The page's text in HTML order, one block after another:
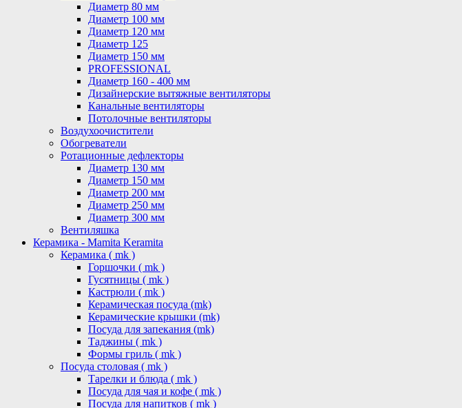
Диаметр 80 мм
Диаметр 100 мм
Диаметр 120 мм
Диаметр 125
Диаметр 150 мм
PROFESSIONAL
Диаметр 160 - 400 мм
Дизайнерские вытяжные вентиляторы
Канальные вентиляторы
Потолочные вентиляторы
Воздухоочистители
Обогреватели
Ротационные дефлекторы
Диаметр 130 мм
Диаметр 150 мм
Диаметр 200 мм
Диаметр 250 мм
Диаметр 300 мм
Вентиляшка
Керамика - Mamita Keramita
Керамика ( mk )
Горшочки ( mk )
Гусятницы ( mk )
Кастрюли ( mk )
Керамическая посуда (mk)
Керамические крышки (mk)
Посуда для запекания (mk)
Таджины ( mk )
Формы гриль ( mk )
Посуда столовая ( mk )
Тарелки и блюда ( mk )
Посуда для чая и кофе ( mk )
Посуда для напитков ( mk )